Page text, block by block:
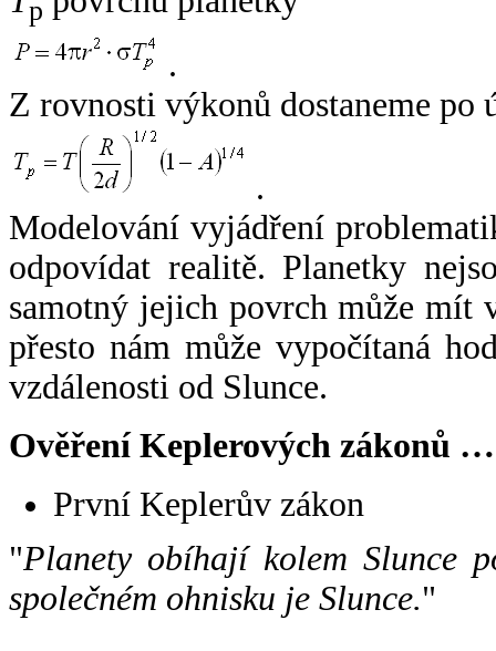
p
.
Z rovnosti výkonů dostaneme po
.
Modelování vyjádření
odpovídat realitě. Planetky
samotný jejich povrch může mít
přesto nám může vypočítaná
vzdálenosti od Slunce.
Ověření Keplerových zákonů …
První Keplerův zákon
"Planety obíhají kolem Slunce
společném ohnisku je Slunce."